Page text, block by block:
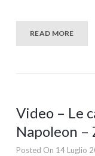
READ MORE
Video – Le
Napoleon
Posted On 14 Luglio